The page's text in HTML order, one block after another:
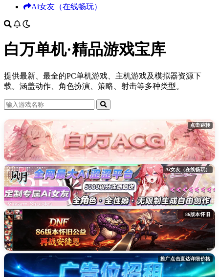
Ai女友（在线畅玩）
白万单机·精品游戏宝库
提供最新、最全的PC单机游戏、主机游戏及模拟器资源下
载。涵盖动作、角色扮演、策略、射击等多种类型。
点击跳转
Ai女友（在线畅玩）
86版本怀旧
推广点击直达详细价格